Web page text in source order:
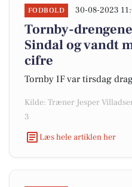
FODBOLD 30-08-2023
Tornby-
Sindal og vandt
cifre
Tornby IF var tirsdag
Kilde: Træner Jesper
3
Læs hele artiklen her